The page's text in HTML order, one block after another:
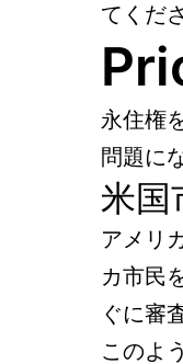
てくだ
永住権
問題に
米国
アメリ
カ市民
ぐに審
このよ